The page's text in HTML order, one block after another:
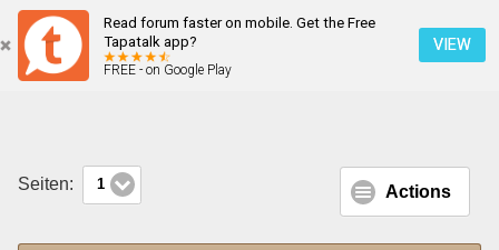
Read forum faster on mobile. Get the Free
Tapatalk app?
FREE - on Google Play
VIEW
Der neue Sandero
Seiten: 1 Actions